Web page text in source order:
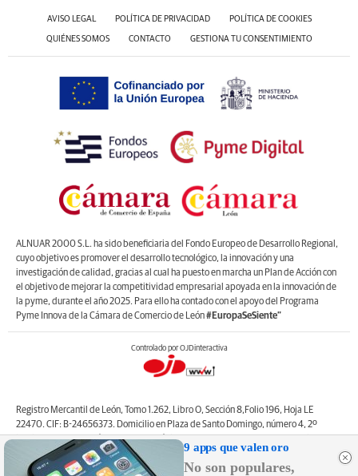
AVISO LEGAL POLÍTICA DE PRIVACIDAD POLÍTICA DE COOKIES
QUIÉNES SOMOS CONTACTO GESTIONA TU CONSENTIMIENTO
ALNUAR 2000 S.L. ha sido beneficiaria del Fondo Europeo de Desarrollo Regional,
cuyo objetivo es promover el desarrollo tecnológico, la innovación y una
investigación de calidad, gracias al cual ha puesto en marcha un Plan de Acción con
el objetivo de mejorar la competitividad empresarial apoyada en la innovación de
la pyme, durante el año 2025. Para ello ha contado con el apoyo del Programa
Pyme Innova de la Cámara de Comercio de León#EuropaSeSiente”
Controlado por OJDinteractiva
Registro Mercantil de León, Tomo 1.262, Libro O, Sección 8,Folio 196, Hoja LE
22470. CIF: B-24656373. Domicilio en Plaza de Santo Domingo, número 4, 2º
izquierda, 24001, León. Correo electrónico de contacto: web@lanuevacronica.com.
Copyright © ALNUAR 2000 S.L. (LA NUEVA CRÓNICA). Incluye contenidos de la
empresa, de empresas del grupo o de terceros.
9 apps que valen oro
No son populares,